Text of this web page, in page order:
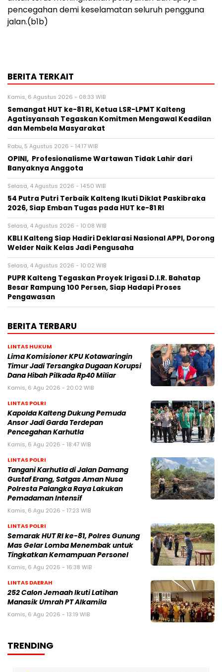
pencegahan demi keselamatan seluruh pengguna
jalan.(b1b)
BERITA TERKAIT
Kamis, 6 Agustus 2026 - 08:33 WIB
Semangat HUT ke-81 RI, Ketua LSR-LPMT Kalteng
Agatisyansah Tegaskan Komitmen Mengawal Keadilan
dan Membela Masyarakat
Rabu, 5 Agustus 2026 - 14:17 WIB
OPINI, Profesionalisme Wartawan Tidak Lahir dari
Banyaknya Anggota
Selasa, 4 Agustus 2026 - 14:50 WIB
54 Putra Putri Terbaik Kalteng Ikuti Diklat Paskibraka
2026, Siap Emban Tugas pada HUT ke-81 RI
Selasa, 4 Agustus 2026 - 10:08 WIB
KBLI Kalteng Siap Hadiri Deklarasi Nasional APPI, Dorong
Welder Naik Kelas Jadi Pengusaha
Selasa, 4 Agustus 2026 - 10:02 WIB
PUPR Kalteng Tegaskan Proyek Irigasi D.I.R. Bahatap
Besar Rampung 100 Persen, Siap Hadapi Proses
Pengawasan
BERITA TERBARU
LINTAS HUKUM
Lima Komisioner KPU Kotawaringin
Timur Jadi Tersangka Dugaan Korupsi
Dana Hibah Pilkada Rp40 Miliar
Kamis, 6 Agu 2026 - 20:02 WIB
LINTAS POLRI
Kapolda Kalteng Dukung Pemuda
Ansor Jadi Garda Terdepan
Pencegahan Karhutla
Kamis, 6 Agu 2026 - 18:47 WIB
LINTAS POLRI
Tangani Karhutla di Jalan Damang
Gustaf Erang, Satgas Aman Nusa
Polresta Palangka Raya Lakukan
Pemadaman Intensif
Kamis, 6 Agu 2026 - 17:23 WIB
LINTAS POLRI
Semarak HUT RI ke-81, Polres Gunung
Mas Gelar Lomba Menembak untuk
Tingkatkan Kemampuan Personel
Kamis, 6 Agu 2026 - 16:38 WIB
LINTAS DAERAH
252 Calon Jemaah Ikuti Latihan
Manasik Umrah PT Alkamila
Kamis, 6 Agu 2026 - 13:19 WIB
TRENDING